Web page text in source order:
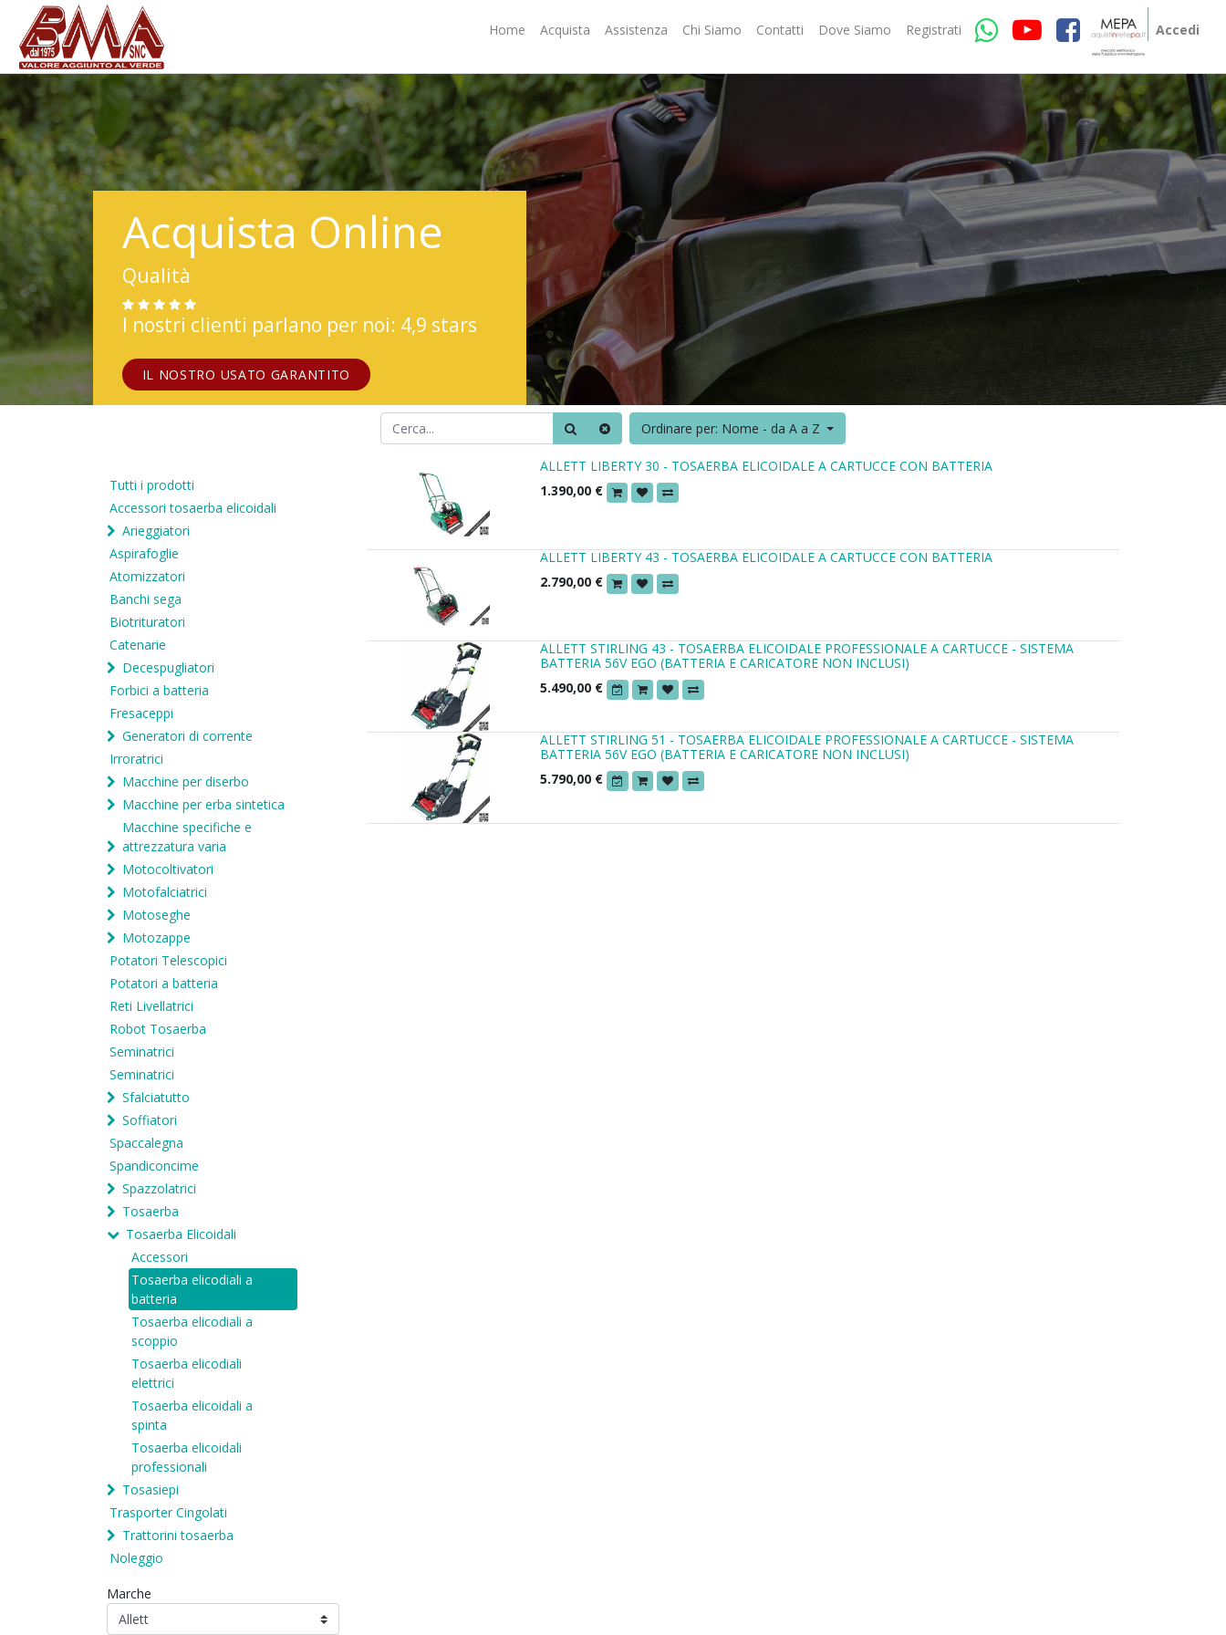
Home Acquista Assistenza Chi Siamo Contatti Dove Siamo Registrati Accedi
Acquista Online
Qualità
I nostri clienti parlano per noi: 4,9 stars
IL NOSTRO USATO GARANTITO
Ordinare per: Nome - da A a Z
Tutti i prodotti
Accessori tosaerba elicoidali
Arieggiatori
Aspirafoglie
Atomizzatori
Banchi sega
Biotrituratori
Catenarie
Decespugliatori
Forbici a batteria
Fresaceppi
Generatori di corrente
Irroratrici
Macchine per diserbo
Macchine per erba sintetica
Macchine specifiche e
attrezzatura varia
Motocoltivatori
Motofalciatrici
Motoseghe
Motozappe
Potatori Telescopici
Potatori a batteria
Reti Livellatrici
Robot Tosaerba
Seminatrici
Seminatrici
Sfalciatutto
Soffiatori
Spaccalegna
Spandiconcime
Spazzolatrici
Tosaerba
Tosaerba Elicoidali
Accessori
Tosaerba elicodiali a
batteria
Tosaerba elicodiali a
scoppio
Tosaerba elicodiali
elettrici
Tosaerba elicoidali a
spinta
Tosaerba elicoidali
professionali
Tosasiepi
Trasporter Cingolati
Trattorini tosaerba
Noleggio
Marche
ALLETT LIBERTY 30 - TOSAERBA ELICOIDALE A CARTUCCE CON BATTERIA
1.390,00 €
ALLETT LIBERTY 43 - TOSAERBA ELICOIDALE A CARTUCCE CON BATTERIA
2.790,00 €
ALLETT STIRLING 43 - TOSAERBA ELICOIDALE PROFESSIONALE A CARTUCCE - SISTEMA
BATTERIA 56V EGO (BATTERIA E CARICATORE NON INCLUSI)
5.490,00 €
ALLETT STIRLING 51 - TOSAERBA ELICOIDALE PROFESSIONALE A CARTUCCE - SISTEMA
BATTERIA 56V EGO (BATTERIA E CARICATORE NON INCLUSI)
5.790,00 €